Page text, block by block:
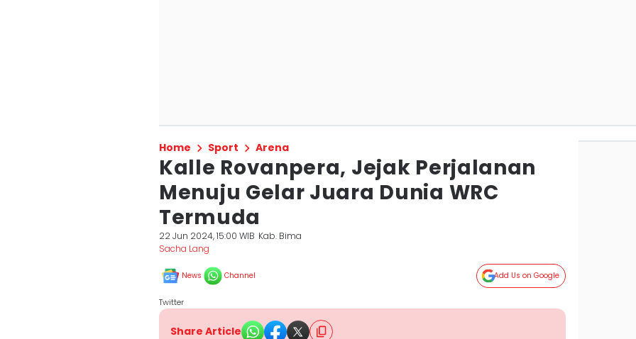
Home Sport Arena
Kalle Rovanpera, Jejak Perjalanan
Menuju Gelar Juara Dunia WRC
Termuda
22 Jun 2024, 15:00 WIB Kab. Bima
Sacha Lang
News Channel Add Us on Google
Twitter
Share Article